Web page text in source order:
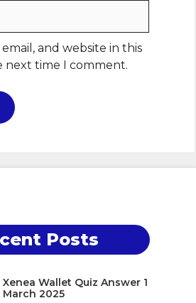
and website in this
next time I comment.
Posts
Xenea Wallet Quiz Answer 1
March 2025